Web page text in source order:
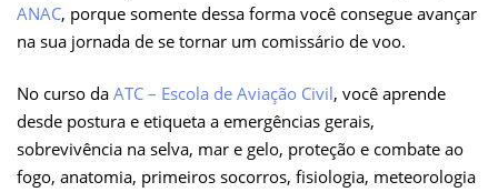
ANAC, porque somente dessa forma você consegue avançar
na sua jornada de se tornar um comissário de voo.
No curso da ATC – Escola de Aviação Civil, você aprende
desde postura e etiqueta a emergências gerais,
sobrevivência na selva, mar e gelo, proteção e combate ao
fogo, anatomia, primeiros socorros, fisiologia, meteorologia